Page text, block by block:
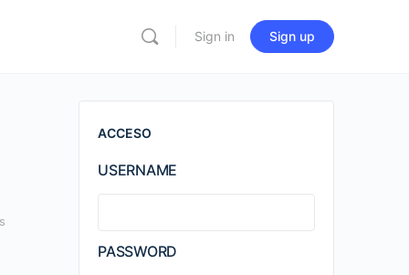
Sign in Sign up
ACCESO
USERNAME
PASSWORD